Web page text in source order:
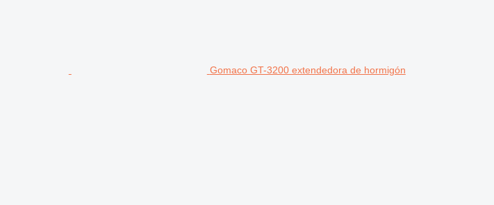
Gomaco GT-3200 extendedora de hormigón